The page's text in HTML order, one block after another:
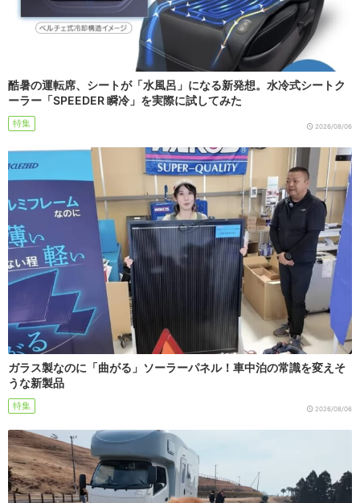
酷暑の運転席、シートが「水風呂」になる新発想。水冷式シートク
ーラー「SPEEDER 瞬冷」を実際に試してみた
特集 2026/08/06
ガラス製なのに「曲がる」ソーラーパネル！車中泊の常識を変えそ
うな新製品
特集 2026/08/06